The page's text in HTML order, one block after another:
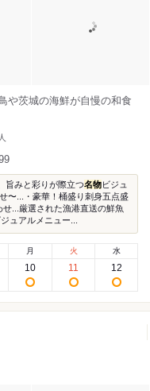
や茨城の海鮮が自慢の和食
人
旨みと彩りが際立つ名物ビジュ
〜...・豪華！桶盛り刺身五点盛
...厳選された漁港直送の鮮魚
ジュアルメニュー...
月
10
火
11
水
12